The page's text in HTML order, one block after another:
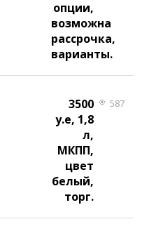
опции,
возможна
рассрочка,
варианты.
3500
у.е, 1,8
л,
МКПП,
цвет
белый,
торг.
587